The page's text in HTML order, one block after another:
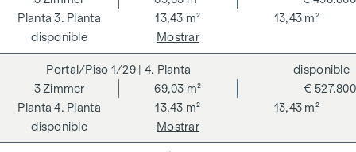
3. Planta
13,43 m²
13,43 m²
disponible Mostrar
1/29 | 4. Planta
4. Planta
3Zimmer
69,03 m²
13,43 m²
13,43 m²
€ 527.800
disponible
disponible
Mostrar